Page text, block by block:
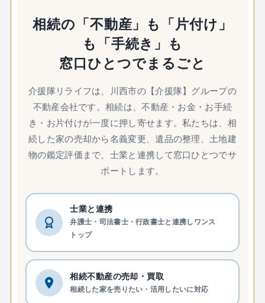
相続の「不動産」も「片付け」
も「手続き」も
窓口ひとつでまるごと
介援隊リライフは、川西市の【介援隊】グループの
不動産会社です。相続は、不動産・お金・お手続
き・お片付けが一度に押し寄せます。私たちは、相
続した家の売却から名義変更、遺品の整理、土地建
物の鑑定評価まで、士業と連携して窓口ひとつでサ
ポートします。
士業と連携
弁護士・司法書士・行政書士と連携しワンス
トップ
相続不動産の売却・買取
相続した家を売りたい・活用したいに対応